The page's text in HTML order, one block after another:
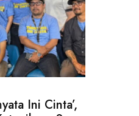
Ini Cinta’,